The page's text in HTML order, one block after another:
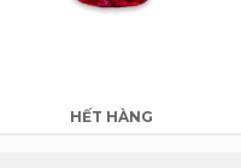
HẾT HÀNG